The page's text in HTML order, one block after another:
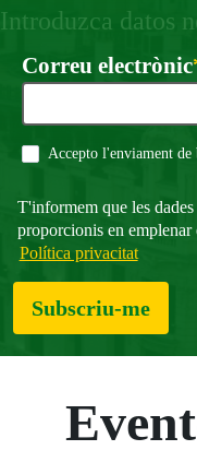
Introduzca datos
Correu electrònic
Accepto l'enviament de
T'informem que les
proporcionis en emplenar
Política privacitat
Subscriu-me